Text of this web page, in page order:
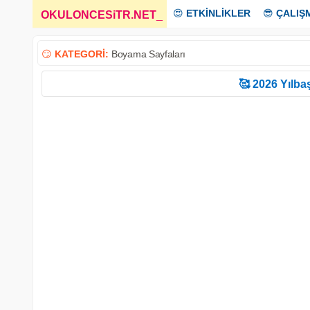
OKULONCESiTR.NET 😍 ETKİNLİKLER 😎
😏 KATEGORİ: Boyama Sayfaları
🥰 2026